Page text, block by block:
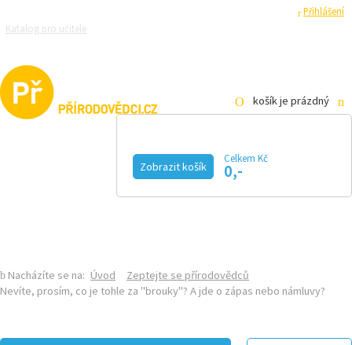
Přihlášení
Katalog pro učitele
košík je prázdný
Zobrazit košík
Celkem Kč
0,-
Nacházíte se na: Úvod
Zeptejte se přírodovědců
Nevíte, prosím, co je tohle za "brouky"? A jde o zápas nebo námluvy?